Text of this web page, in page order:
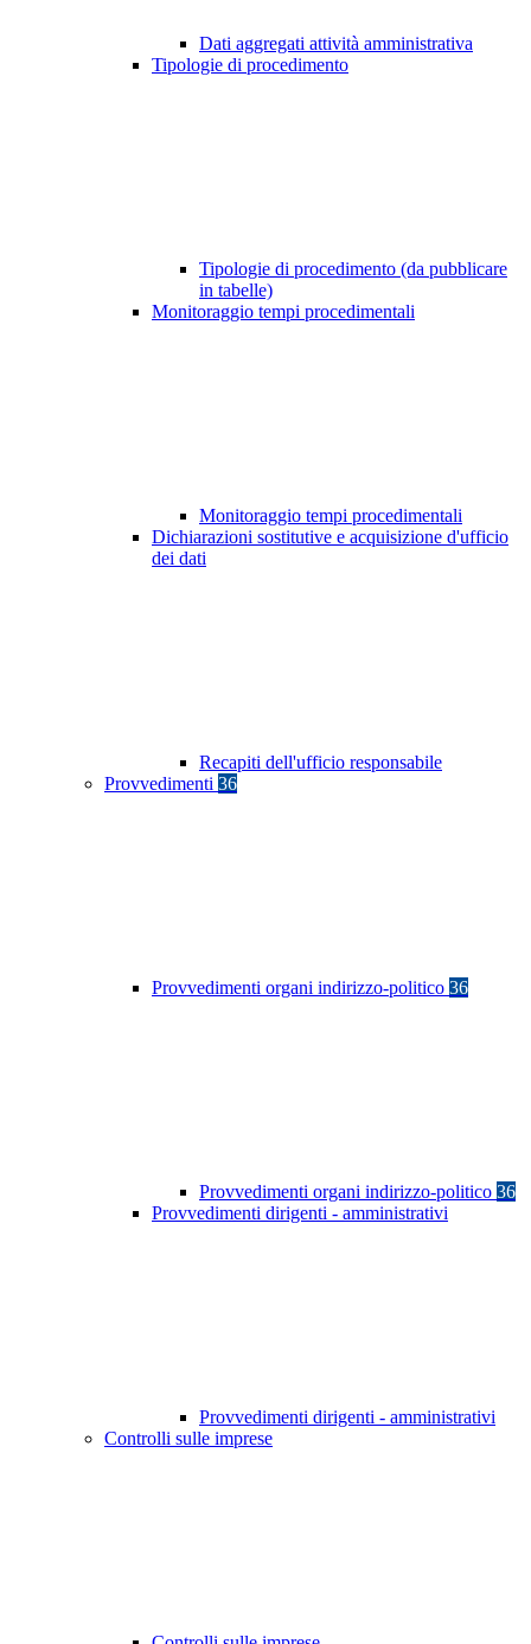
Dati aggregati attività amministrativa
Tipologie di procedimento
Tipologie di procedimento (da pubblicare
in tabelle)
Monitoraggio tempi procedimentali
Monitoraggio tempi procedimentali
Dichiarazioni sostitutive e acquisizione d'ufficio
dei dati
Recapiti dell'ufficio responsabile
Provvedimenti 36
Provvedimenti organi indirizzo-politico 36
Provvedimenti organi indirizzo-politico 36
Provvedimenti dirigenti - amministrativi
Provvedimenti dirigenti - amministrativi
Controlli sulle imprese